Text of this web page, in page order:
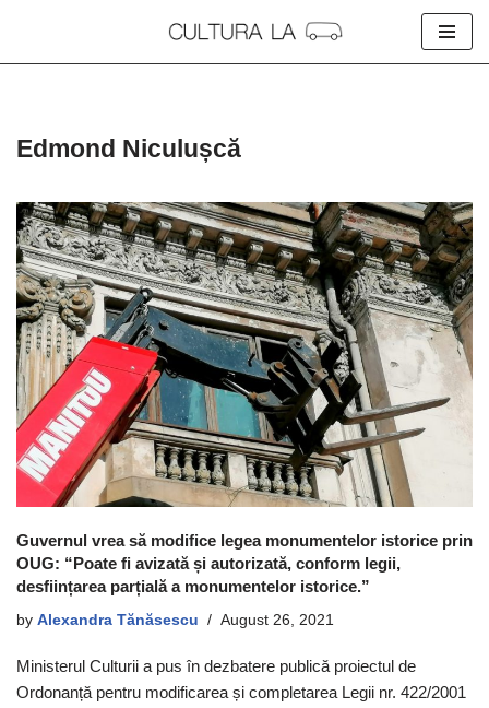
Edmond Niculușcă
Guvernul vrea să modifice legea monumentelor istorice prin
OUG: “Poate fi avizată și autorizată, conform legii,
desființarea parțială a monumentelor istorice.”
by Alexandra Tănăsescu August 26, 2021
Ministerul Culturii a pus în dezbatere publică proiectul de
Ordonanță pentru modificarea și completarea Legii nr. 422/2001